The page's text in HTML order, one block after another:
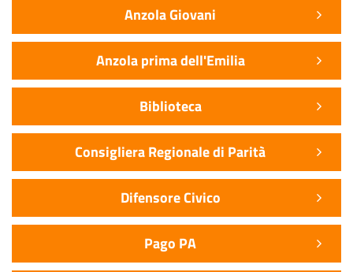
Anzola Giovani
Anzola prima dell'Emilia
Biblioteca
Consigliera Regionale di Parità
Difensore Civico
Pago PA